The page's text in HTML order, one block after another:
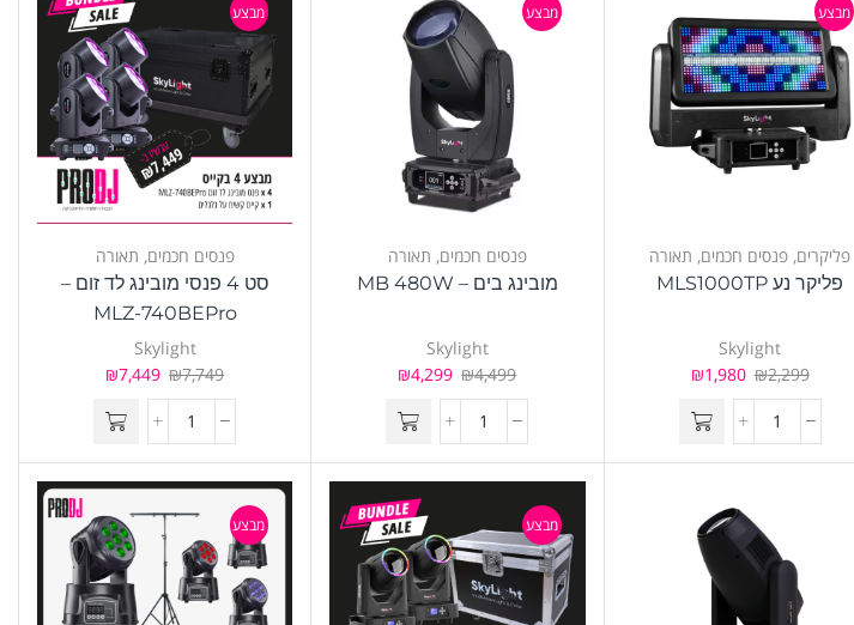
מבצע
פליקרים, פנסים חכמים, תאורה
פליקר נע MLS1000TP
Skylight
₪2,299
₪1,980
מבצע
פנסים חכמים, תאורה
מובינג בים – MB 480W
Skylight
₪4,499
₪4,299
מבצע
פנסים חכמים, תאורה
סט 4 פנסי מובינג לד זום –
MLZ-740BEPro
Skylight
₪7,749
₪7,449
מבצע מבצע